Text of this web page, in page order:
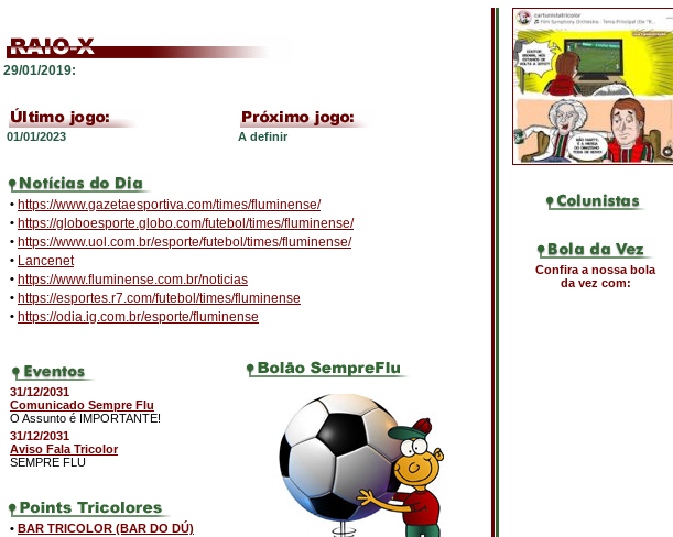
29/01/2019:
01/01/2023 A definir
• https://www.gazetaesportiva.com/times/fluminense/
• https://globoesporte.globo.com/futebol/times/fluminense/
• https://www.uol.com.br/esporte/futebol/times/fluminense/
• Lancenet
• https://www.fluminense.com.br/noticias
• https://esportes.r7.com/futebol/times/fluminense
• https://odia.ig.com.br/esporte/fluminense
31/12/2031
Comunicado Sempre Flu
O Assunto é IMPORTANTE!
31/12/2031
Aviso Fala Tricolor
SEMPRE FLU
• BAR TRICOLOR (BAR DO DÚ)
Confira a nossa bola
da vez com: